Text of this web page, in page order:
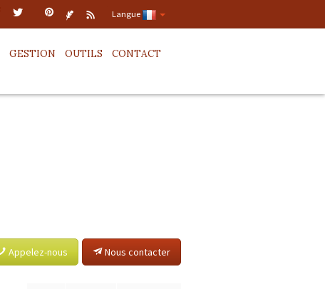
Langue
GESTION OUTILS
CONTACT
Nous contacter
Appelez-nous